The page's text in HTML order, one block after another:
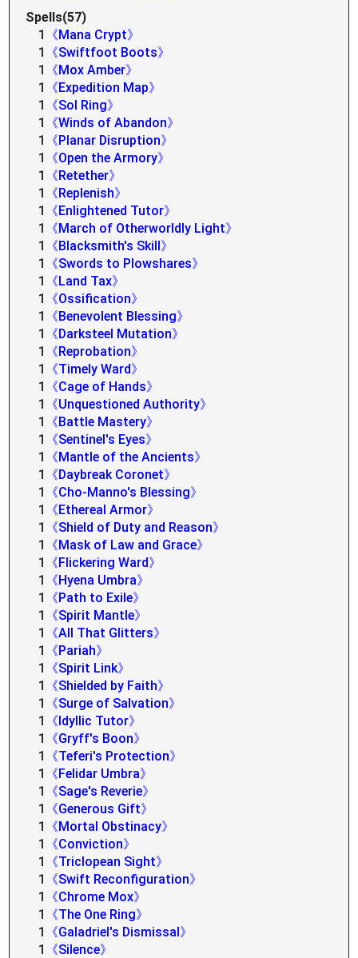
Spells(57)
1
《Mana Crypt》
1
《Swiftfoot Boots》
1
《Mox Amber》
1
《Expedition Map》
1
《Sol Ring》
1
《Winds of Abandon》
1
《Planar Disruption》
1
《Open the Armory》
1
《Retether》
1
《Replenish》
1
《Enlightened Tutor》
1
《March of Otherworldly Light》
1
《Blacksmith's Skill》
1
《Swords to Plowshares》
1
《Land Tax》
1
《Ossification》
1
《Benevolent Blessing》
1
《Darksteel Mutation》
1
《Reprobation》
1
《Timely Ward》
1
《Cage of Hands》
1
《Unquestioned Authority》
1
《Battle Mastery》
1
《Sentinel's Eyes》
1
《Mantle of the Ancients》
1
《Daybreak Coronet》
1
《Cho-Manno's Blessing》
1
《Ethereal Armor》
1
《Shield of Duty and Reason》
1
《Mask of Law and Grace》
1
《Flickering Ward》
1
《Hyena Umbra》
1
《Path to Exile》
1
《Spirit Mantle》
1
《All That Glitters》
1
《Pariah》
1
《Spirit Link》
1
《Shielded by Faith》
1
《Surge of Salvation》
1
《Idyllic Tutor》
1
《Gryff's Boon》
1
《Teferi's Protection》
1
《Felidar Umbra》
1
《Sage's Reverie》
1
《Generous Gift》
1
《Mortal Obstinacy》
1
《Conviction》
1
《Triclopean Sight》
1
《Swift Reconfiguration》
1
《Chrome Mox》
1
《The One Ring》
1
《Galadriel's Dismissal》
1
《Silence》